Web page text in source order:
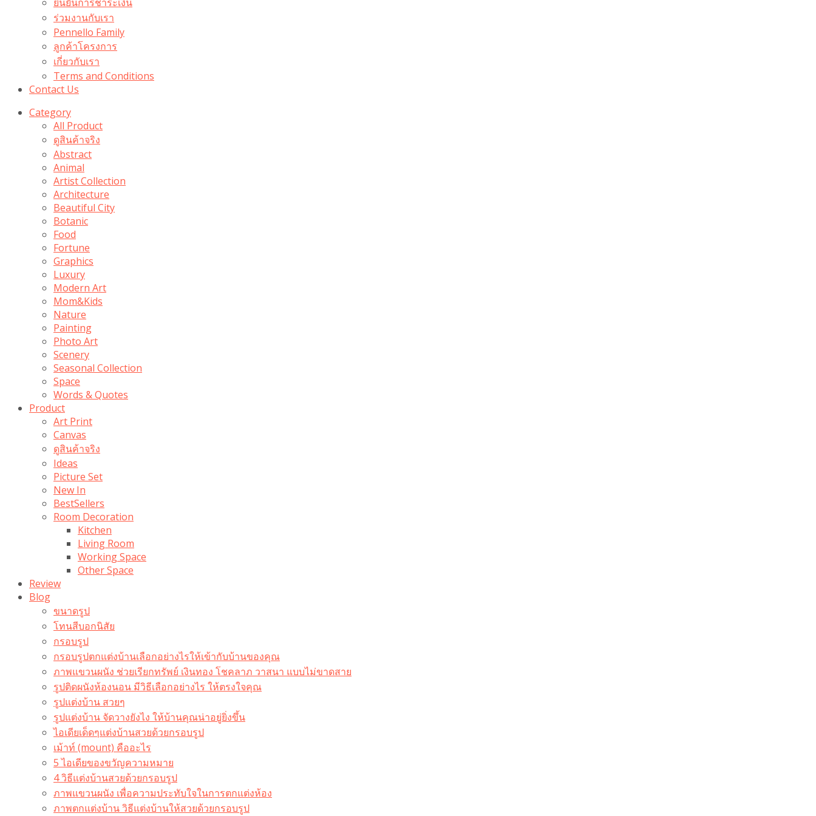
ร่วมงานกับเรา
Pennello Family
ลูกค้าโครงการ
เกี่ยวกับเรา
Terms and Conditions
Contact Us
Category
All Product
ดูสินค้าจริง
Abstract
Animal
Artist Collection
Architecture
Beautiful City
Botanic
Food
Fortune
Graphics
Luxury
Modern Art
Mom&Kids
Nature
Painting
Photo Art
Scenery
Seasonal Collection
Space
Words & Quotes
Product
Art Print
Canvas
ดูสินค้าจริง
Ideas
Picture Set
New In
BestSellers
Room Decoration
Kitchen
Living Room
Working Space
Other Space
Review
Blog
ขนาดรูป
โทนสีบอกนิสัย
กรอบรูป
กรอบรูปตกแต่งบ้านเลือกอย่างไรให้เข้ากับบ้านของคุณ
ภาพแขวนผนัง ช่วยเรียกทรัพย์ เงินทอง โชคลาภ วาสนา แบบไม่ขาดสาย
รูปติดผนังห้องนอน มีวิธีเลือกอย่างไร ให้ตรงใจคุณ
รูปแต่งบ้าน สวยๆ
รูปแต่งบ้าน จัดวางยังไง ให้บ้านคุณน่าอยู่ยิ่งขึ้น
ไอเดียเด็ดๆแต่งบ้านสวยด้วยกรอบรูป
เม้าท์ (mount) คืออะไร​
5 ไอเดียของขวัญความหมาย
4 วิธีแต่งบ้านสวยด้วยกรอบรูป
ภาพแขวนผนัง เพื่อความประทับใจในการตกแต่งห้อง
ภาพตกแต่งบ้าน วิธีแต่งบ้านให้สวยด้วยกรอบรูป